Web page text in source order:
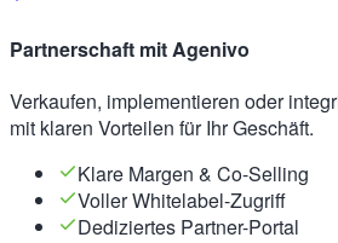
Partnerschaft mit Agenivo
Verkaufen, implementieren oder
mit klaren Vorteilen für Ihr Geschäft.
Klare Margen & Co-Selling
Voller Whitelabel-Zugriff
Dediziertes Partner-Portal